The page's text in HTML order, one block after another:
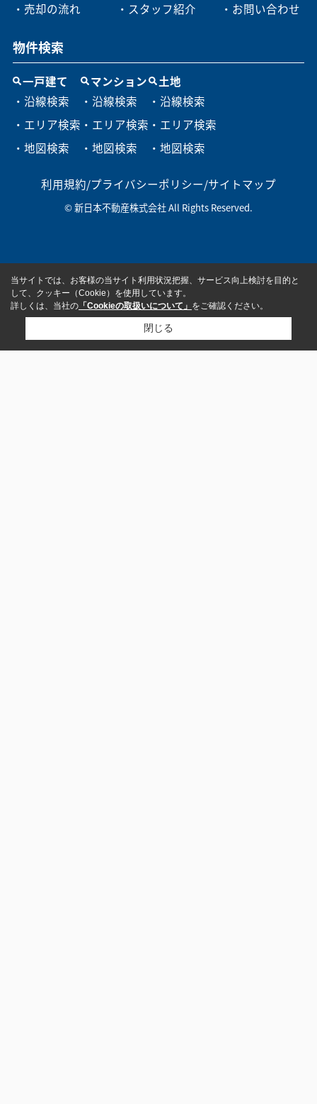
・売却の流れ
・スタッフ紹介
・お問い合わせ
物件検索
一戸建て
・沿線検索
・エリア検索
・地図検索
マンション
・沿線検索
・エリア検索
・地図検索
土地
・沿線検索
・エリア検索
・地図検索
利用規約/プライバシーポリシー/サイトマップ
© 新日本不動産株式会社 All Rights Reserved.
当サイトでは、お客様の当サイト利用状況把握、サービス向上検討を目的と
して、クッキー（Cookie）を使用しています。
詳しくは、当社の 「Cookieの取扱いについて」 をご確認ください。
閉じる